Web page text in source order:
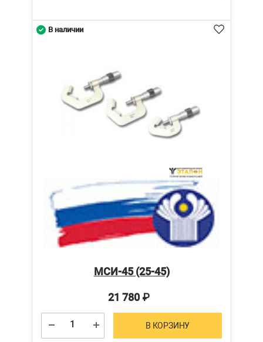
МСИ-45 (25-45)
21 780₽
В КОРЗИНУ
В наличии